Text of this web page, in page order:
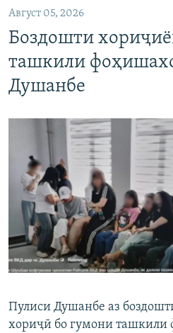
Август 05, 2026
Боздошти
ташкили
Душанбе
Пулиси Душанбе аз
хориҷӣ бо гумони ташкили